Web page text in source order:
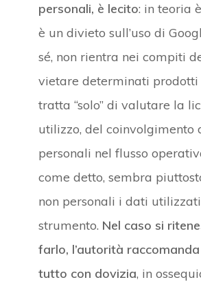
personali, è lecito: in teoria
è un divieto sull’uso di
sé, non rientra nei compiti
vietare determinati prodotti
tratta “solo” di valutare la
utilizzo, del coinvolgimento
personali nel flusso
come detto, sembra
non personali i dati
strumento. Nel caso si
farlo, l’autorità
tutto con dovizia, in